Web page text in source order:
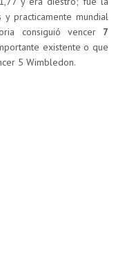
practicamente mundial
consiguió vencer7
existente o que
5 Wimbledon.